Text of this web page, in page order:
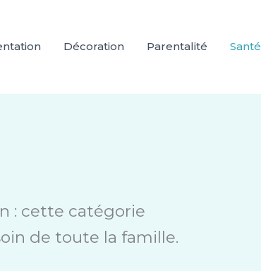
Décoration Parentalité Santé
: cette catégorie
de toute la famille.